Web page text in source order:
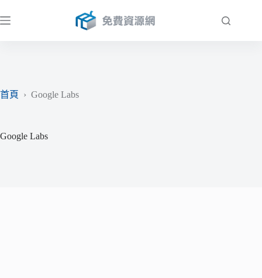
至
首頁
› Google Labs
Google Labs